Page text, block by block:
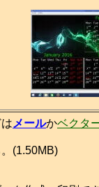
メールかベクタ
(1.50MB)